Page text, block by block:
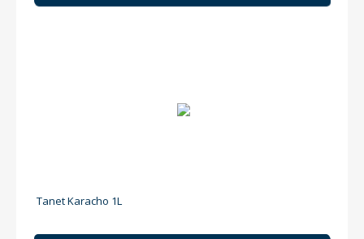
Tanet Karacho 1L